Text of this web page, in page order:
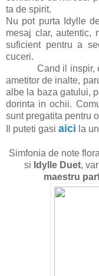
ta de spirit.
Nu pot purta Idylle
mesaj clar, autentic,
suficient pentru a
cuceri.
Cand il inspir, e
ametitor de inalte,
albe la baza gatului,
dorinta in ochii.
sunt pregatita pentru
Il puteti gasi aici la
Simfonia de note
si Idylle Duet,
maestru